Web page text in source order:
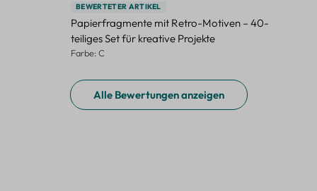
BEWERTETER ARTIKEL
Papierfragmente mit Retro-Motiven – 40-
teiliges Set für kreative Projekte
Farbe: C
Alle Bewertungen anzeigen